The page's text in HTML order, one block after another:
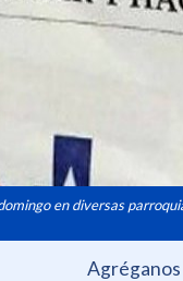
en diversas